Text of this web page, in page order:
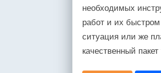
необходимых
работ и их
ситуация или же
качественный пакет